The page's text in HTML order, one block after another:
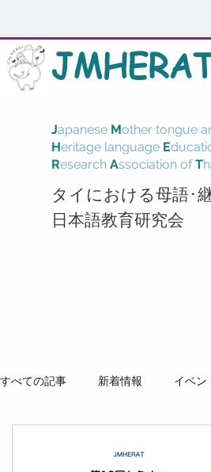
JM
Japanese Mother tongue
Heritage language E
Research Association ofT
タイにおける母語･
日本語教育研究会
すべての記事 新着情報 イベン